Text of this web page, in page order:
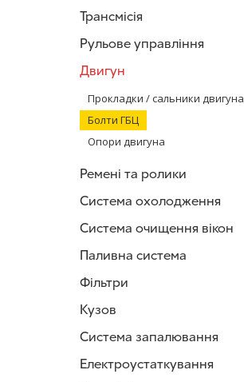
Трансмісія
Рульове управління
Двигун
Прокладки / сальники двигуна
Болти ГБЦ
Опори двигуна
Ремені та ролики
Система охолодження
Система очищення вікон
Паливна система
Фільтри
Кузов
Система запалювання
Електроустаткування